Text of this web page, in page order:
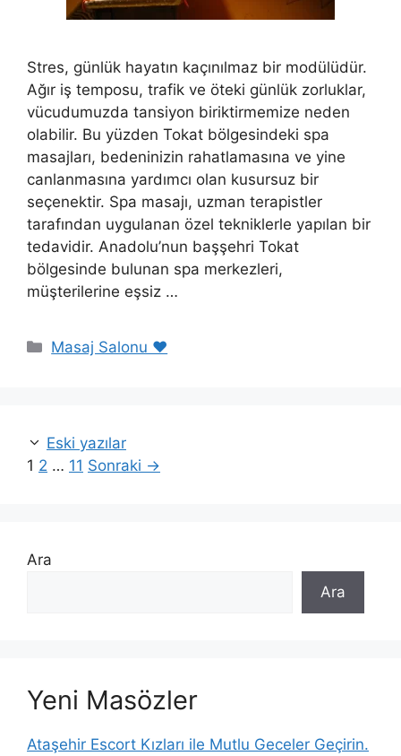
Stres, günlük hayatın kaçınılmaz bir modülüdür.
Ağır iş temposu, trafik ve öteki günlük zorluklar,
vücudumuzda tansiyon biriktirmemize neden
olabilir. Bu yüzden Tokat bölgesindeki spa
masajları, bedeninizin rahatlamasına ve yine
canlanmasına yardımcı olan kusursuz bir
seçenektir. Spa masajı, uzman terapistler
tarafından uygulanan özel tekniklerle yapılan bir
tedavidir. Anadolu’nun başşehri Tokat
bölgesinde bulunan spa merkezleri,
müşterilerine eşsiz …
Kategoriler
Masaj Salonu ❤️
Eski yazılar
Sayfa
1 Sayfa
2 … Sayfa
11 Sonraki →
Ara
Ara
Yeni Masözler
Ataşehir Escort Kızları ile Mutlu Geceler Geçirin.